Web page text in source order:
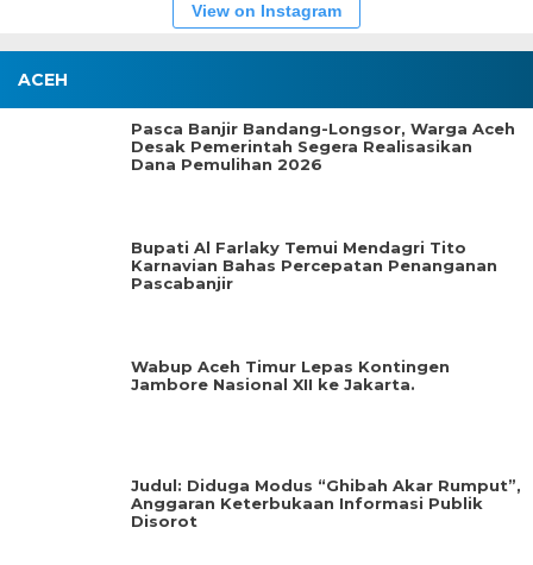
View on Instagram
ACEH
Pasca Banjir Bandang-Longsor, Warga Aceh
Desak Pemerintah Segera Realisasikan
Dana Pemulihan 2026
Bupati Al Farlaky Temui Mendagri Tito
Karnavian Bahas Percepatan Penanganan
Pascabanjir
Wabup Aceh Timur Lepas Kontingen
Jambore Nasional XII ke Jakarta.
Judul: Diduga Modus “Ghibah Akar Rumput”,
Anggaran Keterbukaan Informasi Publik
Disorot